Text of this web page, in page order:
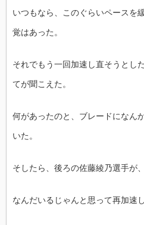
いつもなら、このぐらいペースを
覚はあった。
それでもう一回加速し直そうとし
てが聞こえた。
何があったのと、ブレードになん
いた。
そしたら、後ろの佐藤綾乃選手が
なんだいるじゃんと思って再加速し